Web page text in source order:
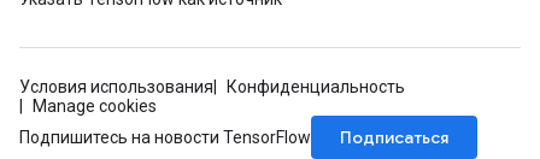
Условия использования
Конфиденциальность
Manage cookies
Подпишитесь на новости TensorFlow
Подписаться